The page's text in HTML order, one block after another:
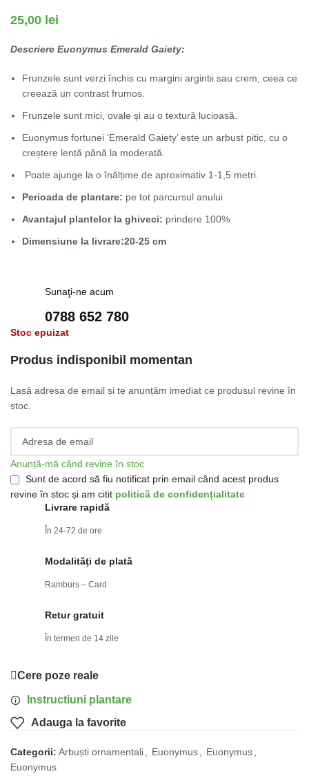
25,00 lei
Descriere Euonymus Emerald Gaiety:
Frunzele sunt verzi închis cu margini argintii sau crem, ceea ce
creează un contrast frumos.
Frunzele sunt mici, ovale și au o textură lucioasă.
Euonymus fortunei ‘Emerald Gaiety’ este un arbust pitic, cu o
creștere lentă până la moderată.
Poate ajunge la o înălțime de aproximativ 1-1,5 metri.
Perioada de plantare: pe tot parcursul anului
Avantajul plantelor la ghiveci: prindere 100%
Dimensiune la livrare:20-25 cm
Sunaţi-ne acum
0788 652 780
Stoc epuizat
Produs indisponibil momentan
Lasă adresa de email și te anunțăm imediat ce produsul revine în
stoc.
Anunță-mă când revine în stoc
Sunt de acord să fiu notificat prin email când acest produs
revine în stoc și am citit politică de confidențialitate
Livrare rapidă
În 24-72 de ore
Modalităţi de plată
Ramburs – Card
Retur gratuit
În termen de 14 zile
Cere poze reale
Instructiuni plantare
Adauga la favorite
Categorii: Arbuști ornamentali Euonymus Euonymus
Euonymus